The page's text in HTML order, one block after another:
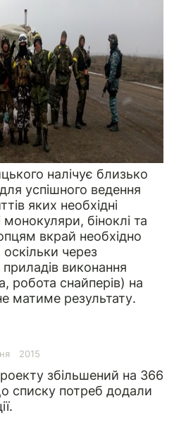
налічує близько
успішного ведення
яких необхідні
монокуляри, біноклі та
вкрай необхідно
через
приладів виконання
робота снайперів) на
матиме результату.
2015
збільшений на 366
списку потреб додали